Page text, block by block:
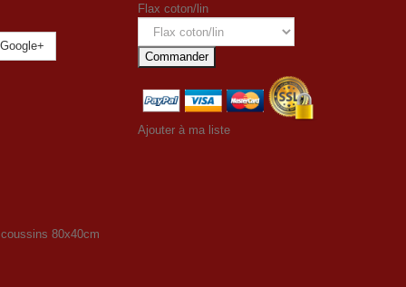
Google+
Flax coton/lin
Commander
Ajouter à ma liste
80x40cm